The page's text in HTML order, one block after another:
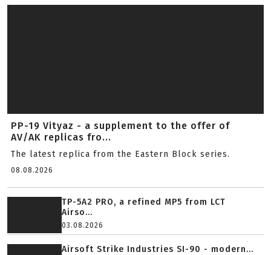
PP-19 Vityaz - a supplement to the offer of
AV/AK replicas fro...
The latest replica from the Eastern Block series.
08.08.2026
TP-5A2 PRO, a refined MP5 from LCT
Airso...
03.08.2026
Airsoft Strike Industries SI-90 - modern...